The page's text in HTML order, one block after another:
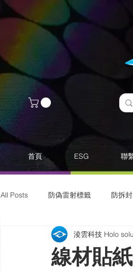
首頁 ESG 聯
All Posts 防偽雷射標籤 防拆
包裝貼紙 | 酒標 | 紙盒 雷射銘
線材貼
淩雲科技 Holo